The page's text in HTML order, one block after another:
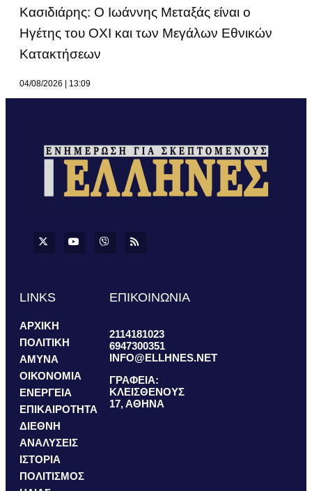
Κασιδιάρης: Ο Ιωάννης Μεταξάς είναι ο
Ηγέτης του ΟΧΙ και των Μεγάλων Εθνικών
Κατακτήσεων
04/08/2026 13:09
LINKS
ΑΡΧΙΚΗ
ΠΟΛΙΤΙΚΗ
ΑΜΥΝΑ
ΟΙΚΟΝΟΜΙΑ
ΕΝΕΡΓΕΙΑ
ΕΠΙΚΑΙΡΟΤΗΤΑ
ΔΙΕΘΝΗ
ΑΝΑΛΥΣΕΙΣ
ΙΣΤΟΡΙΑ
ΠΟΛΙΤΙΣΜΟΣ
ΕΠΙΚΟΙΝΩΝΙΑ
2114181023
6947300351
INFO@ELLHNES.NET
ΓΡΑΦΕΙΑ:
ΚΛΕΙΣΘΕΝΟΥΣ
17, ΑΘΗΝΑ